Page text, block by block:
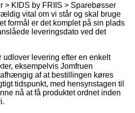
> KIDS by FRIIS > Sparebøsser
vital om vi står og skal bruge
formål er det komplet på sin plads
leveringsdato ved det
udlover levering efter en enkelt
eksempelvis Jomfruen
af at bestillingen køres
tidspunkt, med hensynstagen til
nå at få produktet ordnet inden